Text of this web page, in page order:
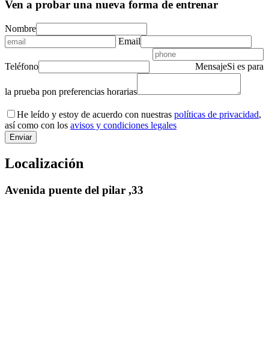
Ven a probar una nueva forma de entrenar
Nombre
Email
Teléfono MensajeSi es para
la prueba pon preferencias horarias
He leído y estoy de acuerdo con nuestras políticas de privacidad,
así como con los avisos y condiciones legales
Localización
Avenida puente del pilar ,33